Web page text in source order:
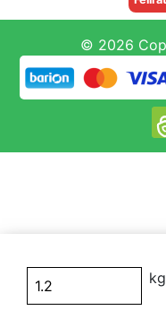
kg
© 2026